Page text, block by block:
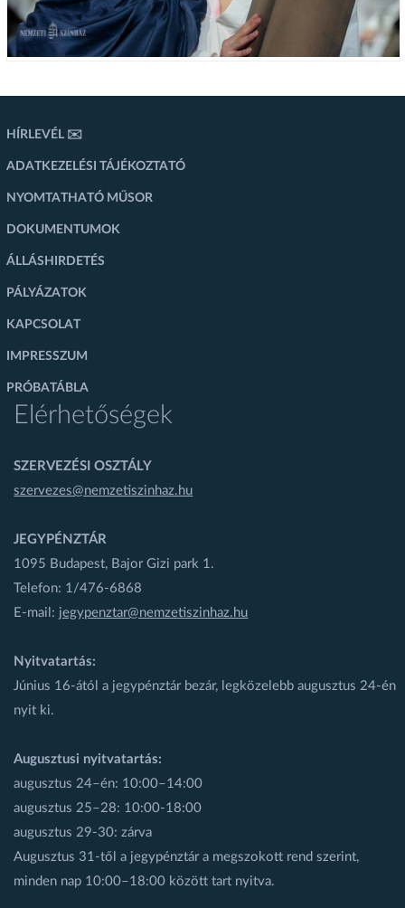
HÍRLEVÉL ✉️
ADATKEZELÉSI TÁJÉKOZTATÓ
NYOMTATHATÓ MŰSOR
DOKUMENTUMOK
ÁLLÁSHIRDETÉS
PÁLYÁZATOK
KAPCSOLAT
IMPRESSZUM
PRÓBATÁBLA
Elérhetőségek
SZERVEZÉSI OSZTÁLY
szervezes@nemzetiszinhaz.hu
JEGYPÉNZTÁR
1095 Budapest, Bajor Gizi park 1.
Telefon: 1/476-6868
E-mail: jegypenztar@nemzetiszinhaz.hu
Nyitvatartás:
Június 16-ától a jegypénztár bezár, legközelebb augusztus 24-én
nyit ki.
Augusztusi nyitvatartás:
augusztus 24–én: 10:00–14:00
augusztus 25–28: 10:00-18:00
augusztus 29-30: zárva
Augusztus 31-től a jegypénztár a megszokott rend szerint,
minden nap 10:00–18:00 között tart nyitva.